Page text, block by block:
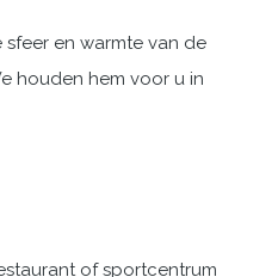
en warmte van de
houden hem voor u in
of sportcentrum